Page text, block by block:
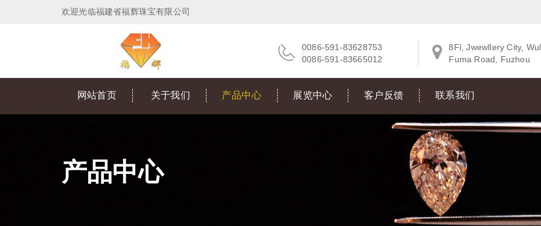
欢迎光临福建省福辉珠宝有限公司
8Fl, Jwewllery City,
Fuma Road, Fuzhou
0086-591-83628753
0086-591-83665012
网站首页 关于我们 产品中心 展览中心 客户反馈 联系我们
产品中心